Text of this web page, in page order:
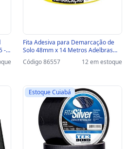
-
Fita Adesiva para Demarcação de
Solo 48mm x 14 Metros Adelbras
Amarelo Vendido Unitário -
0803050004 - 0803050004
Código 86557 12 em estoque
Estoque Cuiabá